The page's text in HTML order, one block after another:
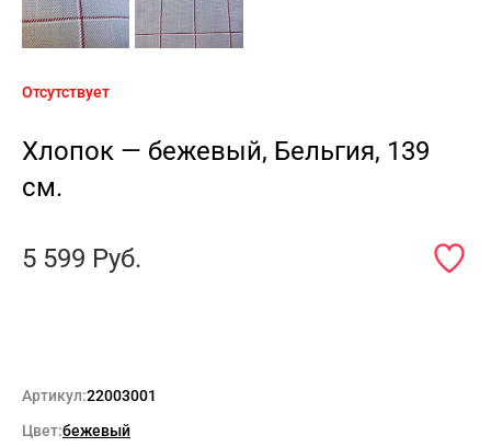
Отсутствует
Хлопок — бежевый, Бельгия, 139
см.
5 599 Руб.
Артикул:22003001
Цвет:бежевый